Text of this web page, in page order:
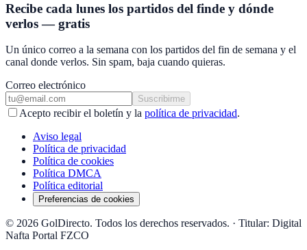
Recibe cada lunes los partidos del finde y dónde
verlos — gratis
Un único correo a la semana con los partidos del fin de semana y el
canal donde verlos. Sin spam, baja cuando quieras.
Correo electrónico
Suscribirme
Acepto recibir el boletín y la política de privacidad.
Aviso legal
Política de privacidad
Política de cookies
Política DMCA
Política editorial
Preferencias de cookies
© 2026 GolDirecto. Todos los derechos reservados. · Titular: Digital
Nafta Portal FZCO